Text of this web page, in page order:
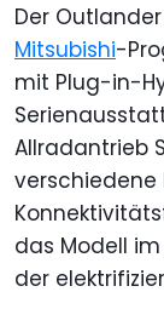
Der
Mitsubishi-
mit Plug-in-
Allradantrieb
verschiedene
das Modell
der